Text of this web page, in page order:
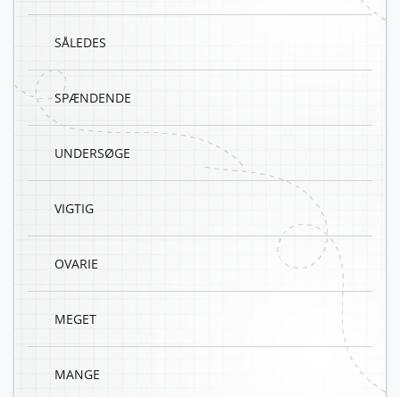
SÅLEDES
SPÆNDENDE
UNDERSØGE
VIGTIG
OVARIE
MEGET
MANGE